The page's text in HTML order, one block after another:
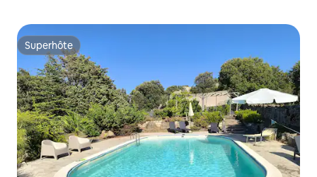
Superhôte
Superhôte